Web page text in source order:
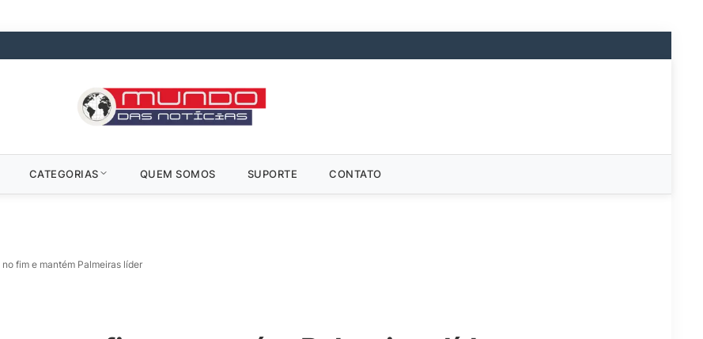
CATEGORIAS QUEM SOMOS SUPORTE CONTATO
fim e mantém Palmeiras líder